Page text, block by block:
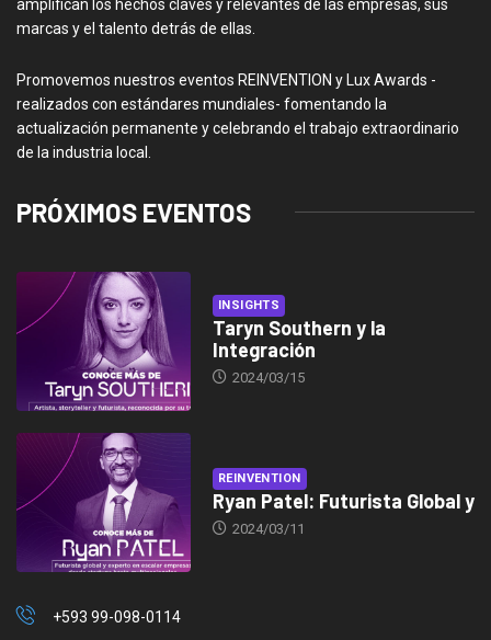
amplifican los hechos claves y relevantes de las empresas, sus
marcas y el talento detrás de ellas.
Promovemos nuestros eventos REINVENTION y Lux Awards -
realizados con estándares mundiales- fomentando la
actualización permanente y celebrando el trabajo extraordinario
de la industria local.
PRÓXIMOS EVENTOS
INSIGHTS
Taryn Southern y la
Integración
2024/03/15
REINVENTION
Ryan Patel: Futurista Global y
2024/03/11
+593 99-098-0114